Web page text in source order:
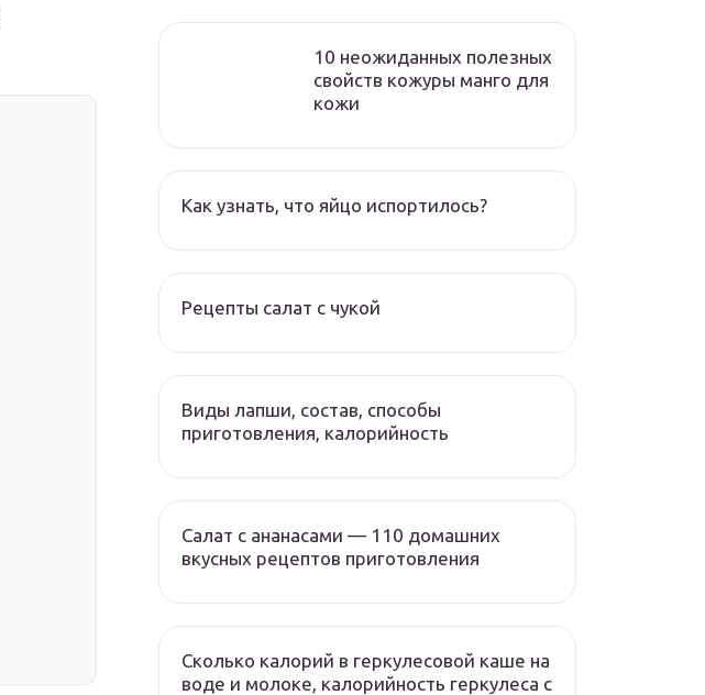
10 неожиданных полезных
свойств кожуры манго для
кожи
Как узнать, что яйцо испортилось?
Рецепты салат с чукой
Виды лапши, состав, способы
приготовления, калорийность
Салат с ананасами — 110 домашних
вкусных рецептов приготовления
Сколько калорий в геркулесовой каше на
воде и молоке, калорийность геркулеса с